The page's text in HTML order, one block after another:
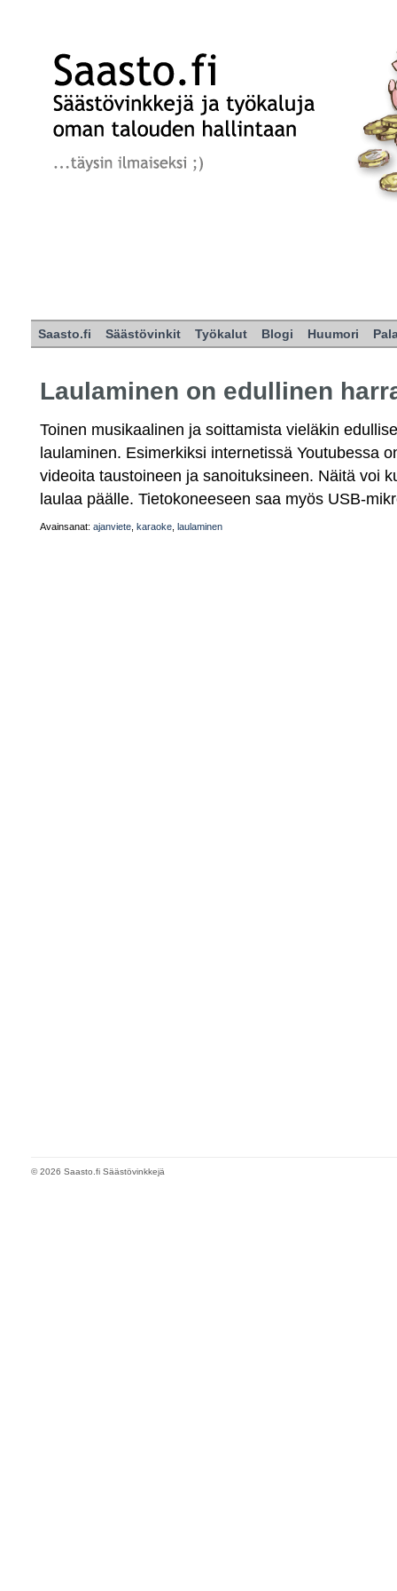
Saasto.fi Säästövinkit Työkalut Blogi Huumori
Laulaminen on edullinen
Toinen musikaalinen ja soittamista vieläkin
laulaminen. Esimerkiksi internetissä Youtubessa
videoita taustoineen ja sanoituksineen. Näitä voi
laulaa päälle. Tietokoneeseen saa myös USB-
Avainsanat: ajanviete karaoke laulaminen
© 2026 Saasto.fi Säästövinkkejä